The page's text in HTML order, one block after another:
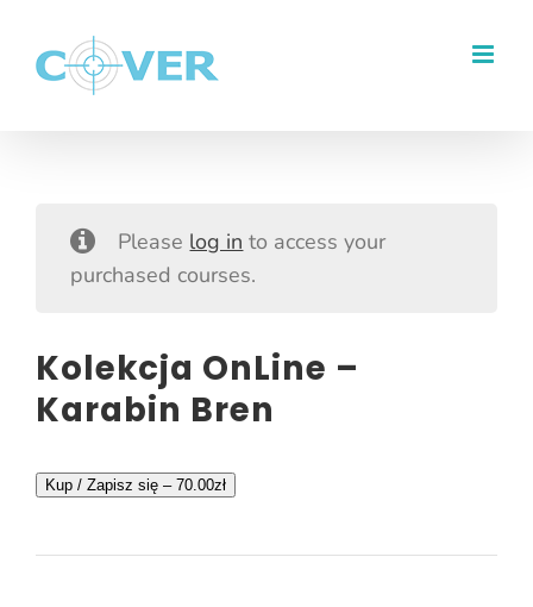
zawartości
Please log in to access your
purchased courses.
Kolekcja OnLine –
Karabin Bren
Kup / Zapisz się – 70.00zł